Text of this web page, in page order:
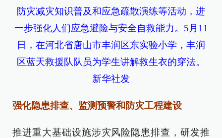
防灾减灾知识普及和应急疏散演练等活动，进
一步强化人们应急避险与安全自救能力。5月11
日，在河北省唐山市丰润区东实验小学，丰润
区蓝天救援队队员为学生讲解救生衣的穿法。
新华社发
强化隐患排查、监测预警和防灾工程建设
推进重大基础设施涉灾风险隐患排查，研发推